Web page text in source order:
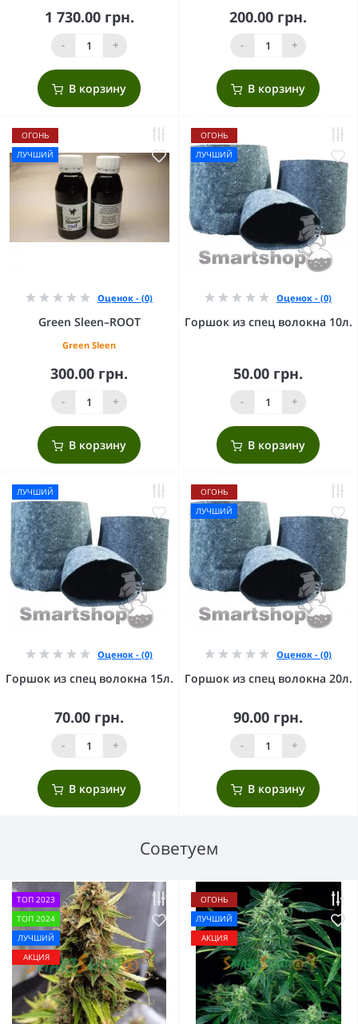
1 730.00 грн.
- +
В корзину
200.00 грн.
- +
В корзину
ОГОНЬ
ЛУЧШИЙ
Оценок - (0)
Green Sleen–ROOT
Green Sleen
300.00 грн.
- +
В корзину
ОГОНЬ
ЛУЧШИЙ
Оценок - (0)
Горшок из спец волокна 10л.
50.00 грн.
- +
В корзину
ЛУЧШИЙ
Оценок - (0)
Горшок из спец волокна 15л.
70.00 грн.
- +
В корзину
ОГОНЬ
ЛУЧШИЙ
Оценок - (0)
Горшок из спец волокна 20л.
90.00 грн.
- +
В корзину
Советуем
ТОП 2023
ТОП 2024
ЛУЧШИЙ
АКЦИЯ
ОГОНЬ
ЛУЧШИЙ
АКЦИЯ